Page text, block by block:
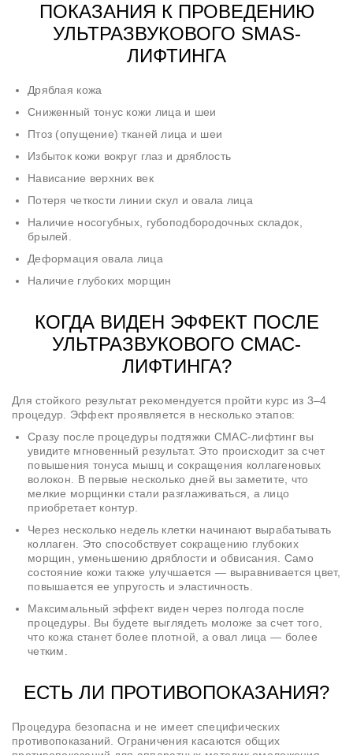
ПОКАЗАНИЯ К ПРОВЕДЕНИЮ
УЛЬТРАЗВУКОВОГО SMAS-
ЛИФТИНГА
Дряблая кожа
Сниженный тонус кожи лица и шеи
Птоз (опущение) тканей лица и шеи
Избыток кожи вокруг глаз и дряблость
Нависание верхних век
Потеря четкости линии скул и овала лица
Наличие носогубных, губоподбородочных складок,
брылей.
Деформация овала лица
Наличие глубоких морщин
КОГДА ВИДЕН ЭФФЕКТ ПОСЛЕ
УЛЬТРАЗВУКОВОГО СМАС-
ЛИФТИНГА?
Для стойкого результат рекомендуется пройти курс из 3–4
процедур. Эффект проявляется в несколько этапов:
Сразу после процедуры подтяжки СМАС-лифтинг вы
увидите мгновенный результат. Это происходит за счет
повышения тонуса мышц и сокращения коллагеновых
волокон. В первые несколько дней вы заметите, что
мелкие морщинки стали разглаживаться, а лицо
приобретает контур.
Через несколько недель клетки начинают вырабатывать
коллаген. Это способствует сокращению глубоких
морщин, уменьшению дряблости и обвисания. Само
состояние кожи также улучшается — выравнивается цвет,
повышается ее упругость и эластичность.
Максимальный эффект виден через полгода после
процедуры. Вы будете выглядеть моложе за счет того,
что кожа станет более плотной, а овал лица — более
четким.
ЕСТЬ ЛИ ПРОТИВОПОКАЗАНИЯ?
Процедура безопасна и не имеет специфических
противопоказаний. Ограничения касаются общих